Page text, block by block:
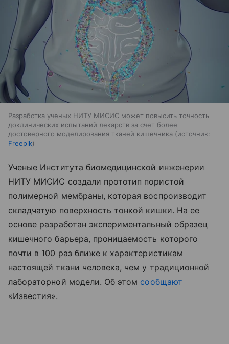
Разработка ученых НИТУ МИСИС может повысить точность
доклинических испытаний лекарств за счет более
достоверного моделирования тканей кишечника
источник:
Freepik
Ученые Института биомедицинской инженерии
НИТУ МИСИС создали прототип пористой
полимерной мембраны, которая воспроизводит
складчатую поверхность тонкой кишки. На ее
основе разработан экспериментальный образец
кишечного барьера, проницаемость которого
почти в 100 раз ближе к характеристикам
настоящей ткани человека, чем у традиционной
лабораторной модели. Об этом сообщают
«Известия».